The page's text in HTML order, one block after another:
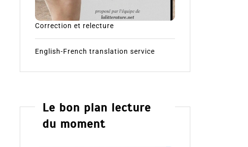
Correction et relecture
English-French translation service
Le bon plan lecture
du moment